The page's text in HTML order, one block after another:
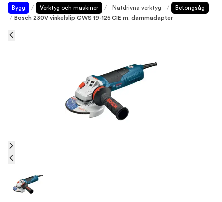
Bygg / Verktyg och maskiner / Nätdrivna verktyg /
Betongsåg
/ Bosch 230V vinkelslip GWS 19-125 CIE m. dammadapter